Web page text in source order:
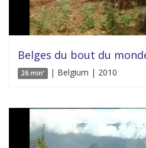
Belges du bout du
26 min' | Belgium | 2010